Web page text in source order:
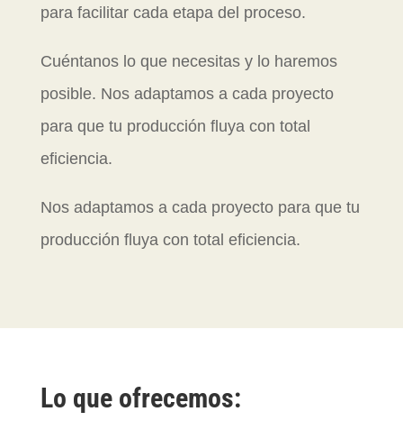
para facilitar cada etapa del proceso.
Cuéntanos lo que necesitas y lo haremos
posible. Nos adaptamos a cada proyecto
para que tu producción fluya con total
eficiencia.
Nos adaptamos a cada proyecto para que tu
producción fluya con total eficiencia.
Lo que ofrecemos: